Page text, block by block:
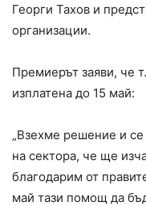
Георги Тахов и
организации.
Премиерът заяви, че
изплатена до 15 май:
„Взехме решение и се
на сектора, че ще
благодарим от
май тази помощ да